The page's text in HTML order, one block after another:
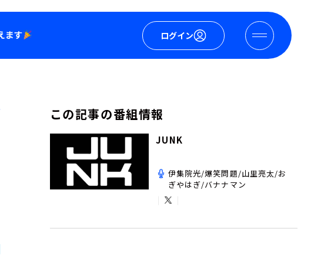
ログイン
この記事の番組情報
JUNK
伊集院光/爆笑問題/山里亮太/お
ぎやはぎ/バナナマン